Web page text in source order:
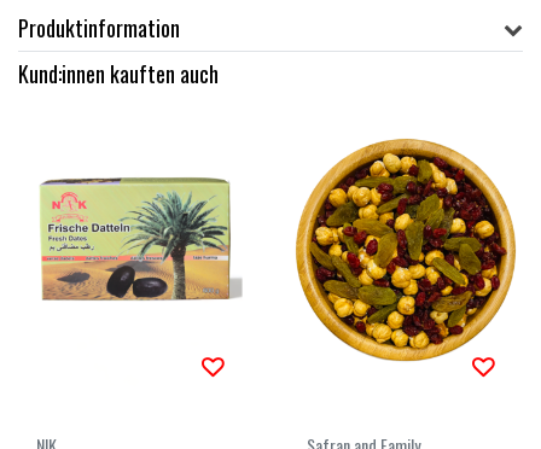
Produktinformation
Kund:innen kauften auch